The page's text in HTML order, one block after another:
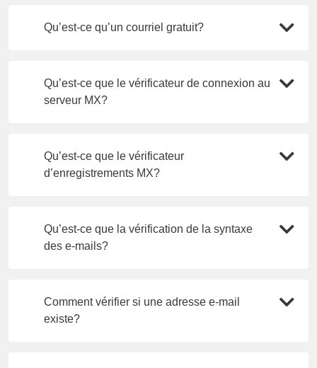
Qu’est-ce qu’un courriel gratuit?
Qu’est-ce que le vérificateur de connexion au
serveur MX?
Qu’est-ce que le vérificateur
d’enregistrements MX?
Qu’est-ce que la vérification de la syntaxe
des e-mails?
Comment vérifier si une adresse e-mail
existe?